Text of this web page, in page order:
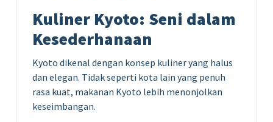
Kuliner Kyoto: Seni dalam
Kesederhanaan
Kyoto dikenal dengan konsep kuliner yang halus
dan elegan. Tidak seperti kota lain yang penuh
rasa kuat, makanan Kyoto lebih menonjolkan
keseimbangan.